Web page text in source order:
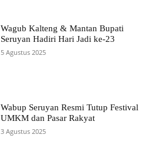
Wagub Kalteng & Mantan Bupati
Seruyan Hadiri Hari Jadi ke-23
5 Agustus 2025
Wabup Seruyan Resmi Tutup Festival
UMKM dan Pasar Rakyat
3 Agustus 2025